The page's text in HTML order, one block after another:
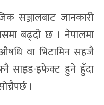
सञ्जालबाट जानकारी
बढ्दो छ । नेपालमा
वा भिटामिन सहजै
साइड-इफेक्ट हुने हुँदा
।